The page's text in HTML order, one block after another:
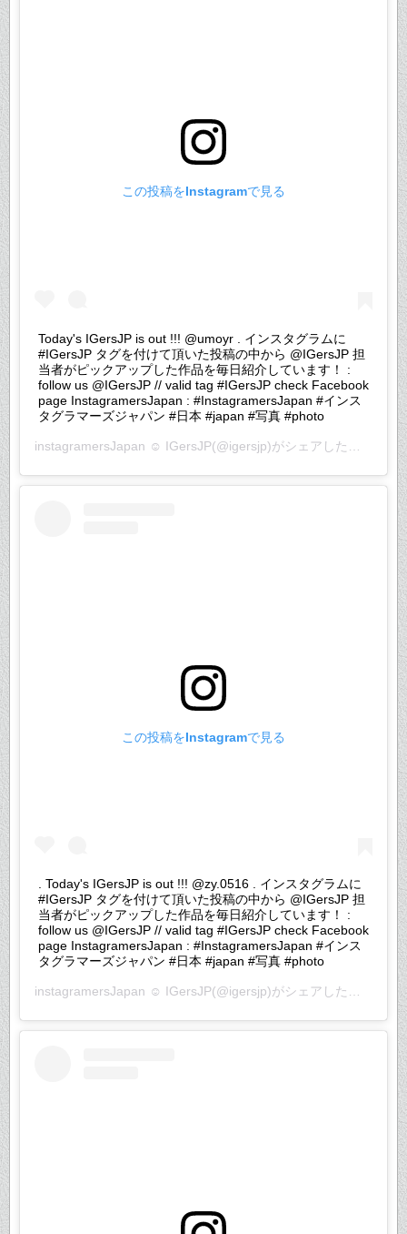
この投稿をInstagramで見る
Today's IGersJP is out !!! @umoyr . インスタグラムに
#IGersJP タグを付けて頂いた投稿の中から @IGersJP 担
当者がピックアップした作品を毎日紹介しています！ :
follow us @IGersJP // valid tag #IGersJP check Facebook
page InstagramersJapan : #InstagramersJapan #インス
タグラマーズジャパン #日本 #japan #写真 #photo
instagramersJapan ☺︎ IGersJP(@igersjp)がシェアした投稿 –
この投稿をInstagramで見る
. Today's IGersJP is out !!! @zy.0516 . インスタグラムに
#IGersJP タグを付けて頂いた投稿の中から @IGersJP 担
当者がピックアップした作品を毎日紹介しています！ :
follow us @IGersJP // valid tag #IGersJP check Facebook
page InstagramersJapan : #InstagramersJapan #インス
タグラマーズジャパン #日本 #japan #写真 #photo
instagramersJapan ☺︎ IGersJP(@igersjp)がシェアした投稿 –